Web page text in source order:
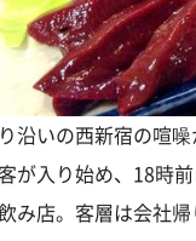
沿いの西新宿の喧
が入り始め、18時
み店。客層は会社